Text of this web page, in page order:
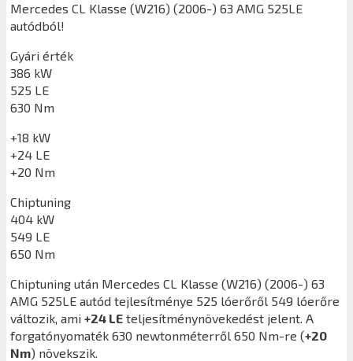
Mercedes CL Klasse (W216) (2006-) 63 AMG 525LE
autódból!
Gyári érték
386 kW
525 LE
630 Nm
+18 kW
+24 LE
+20 Nm
Chiptuning
404 kW
549 LE
650 Nm
Chiptuning után Mercedes CL Klasse (W216) (2006-) 63
AMG 525LE autód tejlesítménye 525 lóerőről 549 lóerőre
változik, ami +24 LE teljesítménynövekedést jelent. A
forgatónyomaték 630 newtonméterről 650 Nm-re (+20
Nm) növekszik.